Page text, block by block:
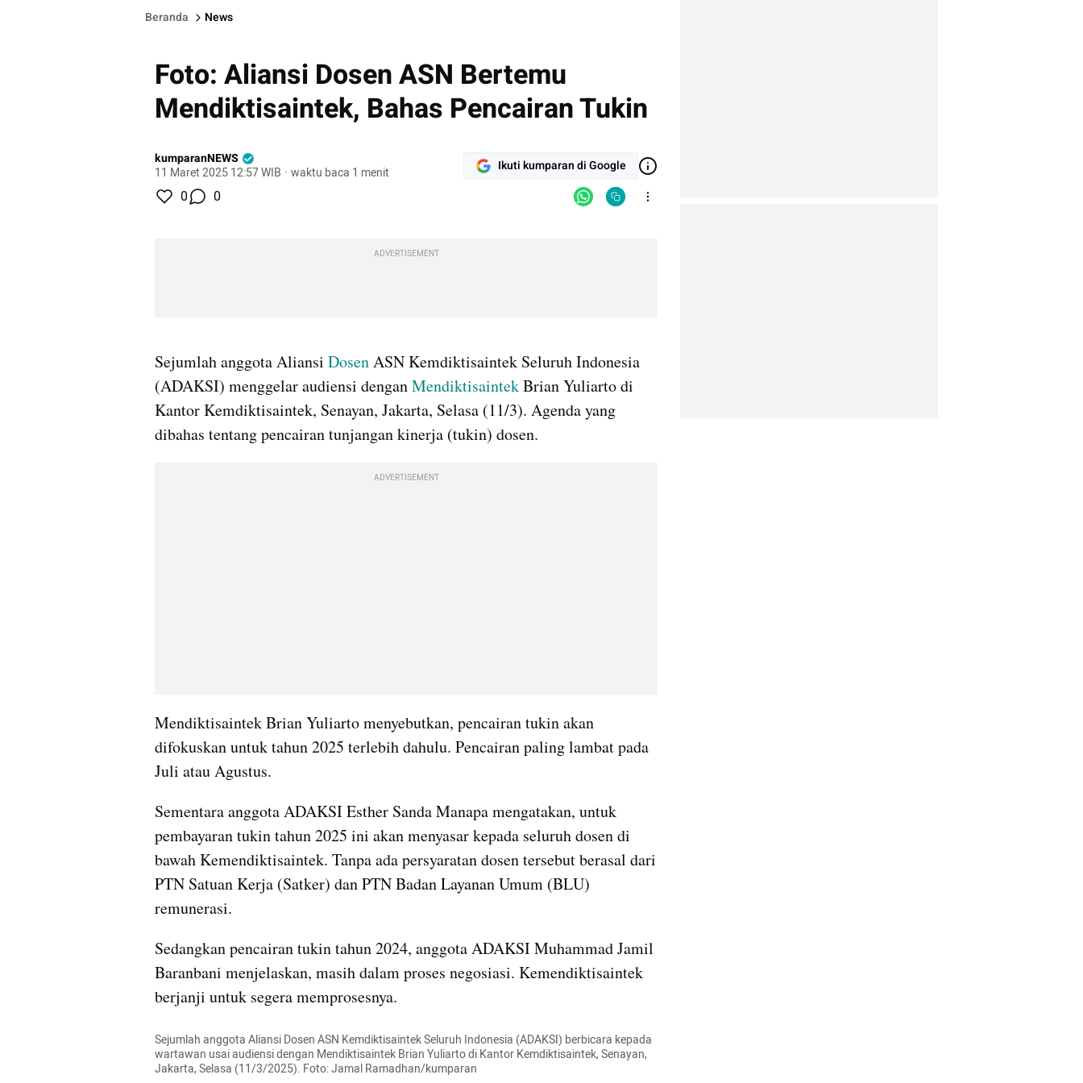
Beranda News
Foto: Aliansi Dosen ASN Bertemu
Mendiktisaintek, Bahas Pencairan Tukin
kumparanNEWS
11 Maret 2025 12:57 WIB · waktu baca 1 menit Ikuti kumparan di Google
0 0
ADVERTISEMENT
Sejumlah anggota Aliansi Dosen ASN Kemdiktisaintek Seluruh Indonesia
(ADAKSI) menggelar audiensi dengan Mendiktisaintek Brian Yuliarto di
Kantor Kemdiktisaintek, Senayan, Jakarta, Selasa (11/3). Agenda yang
dibahas tentang pencairan tunjangan kinerja (tukin) dosen.
ADVERTISEMENT
Mendiktisaintek Brian Yuliarto menyebutkan, pencairan tukin akan
difokuskan untuk tahun 2025 terlebih dahulu. Pencairan paling lambat pada
Juli atau Agustus.
Sementara anggota ADAKSI Esther Sanda Manapa mengatakan, untuk
pembayaran tukin tahun 2025 ini akan menyasar kepada seluruh dosen di
bawah Kemendiktisaintek. Tanpa ada persyaratan dosen tersebut berasal dari
PTN Satuan Kerja (Satker) dan PTN Badan Layanan Umum (BLU)
remunerasi.
Sedangkan pencairan tukin tahun 2024, anggota ADAKSI Muhammad Jamil
Baranbani menjelaskan, masih dalam proses negosiasi. Kemendiktisaintek
berjanji untuk segera memprosesnya.
Sejumlah anggota Aliansi Dosen ASN Kemdiktisaintek Seluruh Indonesia (ADAKSI) berbicara kepada
wartawan usai audiensi dengan Mendiktisaintek Brian Yuliarto di Kantor Kemdiktisaintek, Senayan,
Jakarta, Selasa (11/3/2025). Foto: Jamal Ramadhan/kumparan